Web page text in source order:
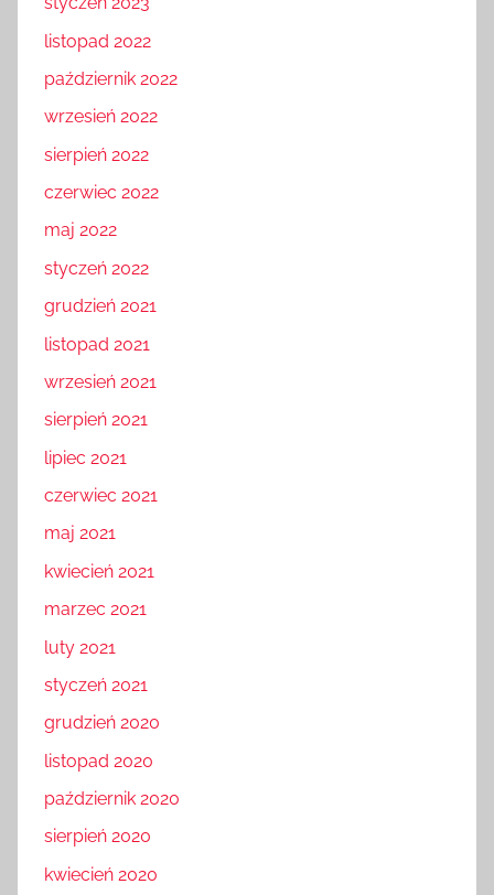
listopad 2022
październik 2022
wrzesień 2022
sierpień 2022
czerwiec 2022
maj 2022
styczeń 2022
grudzień 2021
listopad 2021
wrzesień 2021
sierpień 2021
lipiec 2021
czerwiec 2021
maj 2021
kwiecień 2021
marzec 2021
luty 2021
styczeń 2021
grudzień 2020
listopad 2020
październik 2020
sierpień 2020
kwiecień 2020